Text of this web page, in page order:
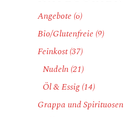
Angebote (6)
Bio/Glutenfreie (9)
Feinkost(37)
Nudeln(21)
Öl & Essig(14)
Grappa und Spirituosen